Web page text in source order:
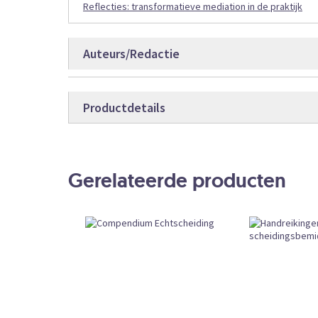
Reflecties: transformatieve mediation in de praktijk
Auteurs/Redactie
Transformatieve groep
Productdetails
Producttype Boek
Bestelvorm Losse
Gerelateerde producten